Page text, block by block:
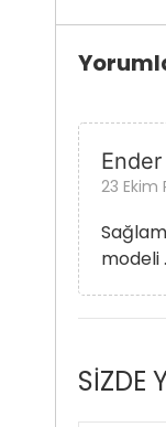
23 Ekim
modeli .
SİZDE